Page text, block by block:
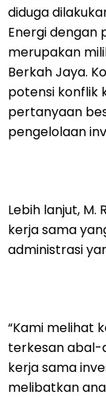
diduga
Energi dengan
merupakan
Berkah Jaya.
potensi konflik
pertanyaan
pengelolaan
Lebih lanjut,
kerja sama
administrasi
“Kami melihat
terkesan abal-
kerja sama
melibatkan